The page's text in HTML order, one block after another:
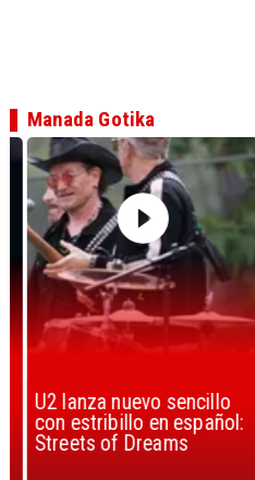
U2 lanza nuevo sencillo
con estribillo en español:
Streets of Dreams
Manada Gotika